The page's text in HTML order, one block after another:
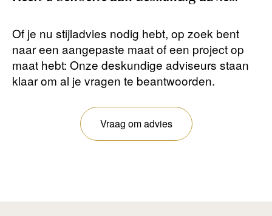
Of je nu stijladvies nodig hebt, op zoek bent
naar een aangepaste maat of een project op
maat hebt: Onze deskundige adviseurs staan ​​
klaar om al je vragen te beantwoorden.
Vraag om advies